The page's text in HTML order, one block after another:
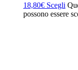
18,80€ Scegli
possono essere